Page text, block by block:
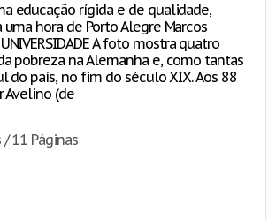
educação rígida e de qualidade,
hora de Porto Alegre Marcos
A foto mostra quatro
pobreza na Alemanha e, como tantas
do país, no fim do século XIX. Aos 88
Avelino (de
11 Páginas